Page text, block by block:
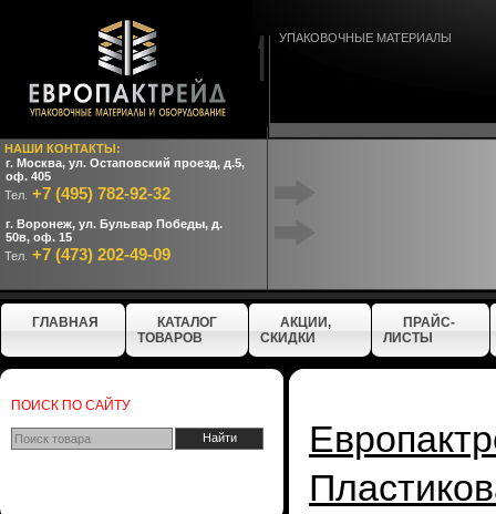
НАШИ КОНТАКТЫ:
г. Москва, ул. Остаповский проезд, д.5,
оф. 405
Тел. +7 (495) 782-92-32
г. Воронеж, ул. Бульвар Победы, д.
50в, оф. 15
Тел. +7 (473) 202-49-09
УПАКОВОЧНЫЕ МАТЕРИАЛЫ
ГЛАВНАЯ
КАТАЛОГ
ТОВАРОВ
АКЦИИ,
СКИДКИ
ПРАЙС-
ЛИСТЫ
ПОИСК ПО САЙТУ